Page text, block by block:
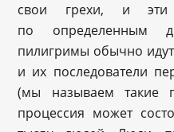
свои грехи, и эти
по определенным
пилигримы обычно
и их последователи
(мы называем такие
процессия может